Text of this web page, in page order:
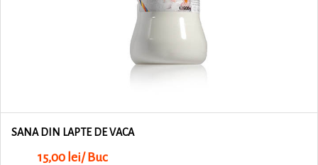
SANA DIN LAPTE DE VACA
15,00 lei/ Buc